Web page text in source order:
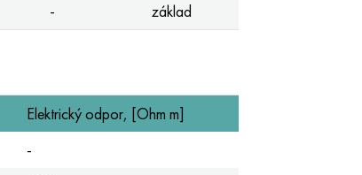
- základ
Elektrický odpor, [Ohm m]
-